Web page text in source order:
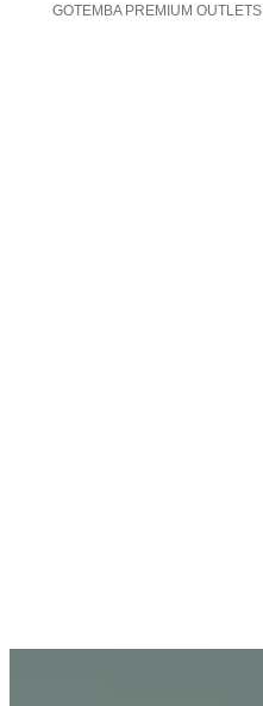
GOTEMBA PREMIUM OUTLETS